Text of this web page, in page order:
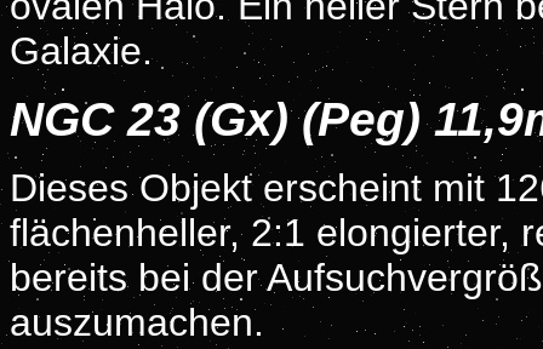
Galaxie.
NGC 23 (Gx) (Peg)
Dieses Objekt erscheint mit
flächenheller, 2:1 elongierter,
bereits bei der
auszumachen.